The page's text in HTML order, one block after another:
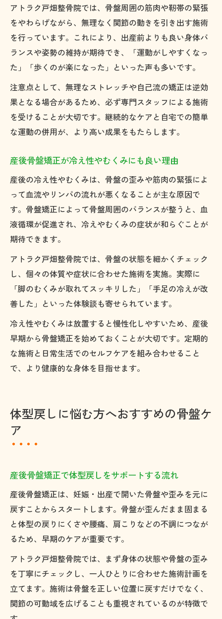
アトラク戸畑整骨院では、骨盤周囲の筋肉や靭帯の緊張
をやわらげながら、無理なく関節の動きを引き出す施術
を行っています。これにより、出産前よりも良い身体バ
ランスや姿勢の維持が期待でき、「運動がしやすくなっ
た」「歩くのが楽になった」といった声も多いです。
注意点として、無理なストレッチや自己流の矯正は逆効
果となる場合があるため、必ず専門スタッフによる施術
を受けることが大切です。継続的なケアと自宅での簡単
な運動の併用が、より高い成果をもたらします。
産後骨盤矯正が冷え性やむくみにも良い理由
産後の冷え性やむくみは、骨盤の歪みや筋肉の緊張によ
って血流やリンパの流れが悪くなることが主な原因で
す。骨盤矯正によって骨盤周囲のバランスが整うと、血
液循環が促進され、冷えやむくみの症状が和らぐことが
期待できます。
アトラク戸畑整骨院では、骨盤の状態を細かくチェック
し、個々の体質や症状に合わせた施術を実施。実際に
「脚のむくみが取れてスッキリした」「手足の冷えが改
善した」といった体験談も寄せられています。
冷え性やむくみは放置すると慢性化しやすいため、産後
早期から骨盤矯正を始めておくことが大切です。定期的
な施術と日常生活でのセルフケアを組み合わせること
で、より健康的な身体を目指せます。
体型戻しに悩む方へおすすめの骨盤ケ
ア
産後骨盤矯正で体型戻しをサポートする流れ
産後骨盤矯正は、妊娠・出産で開いた骨盤や歪みを元に
戻すことからスタートします。骨盤が歪んだまま固まる
と体型の戻りにくさや腰痛、肩こりなどの不調につなが
るため、早期のケアが重要です。
アトラク戸畑整骨院では、まず身体の状態や骨盤の歪み
を丁寧にチェックし、一人ひとりに合わせた施術計画を
立てます。施術は骨盤を正しい位置に戻すだけでなく、
関節の可動域を広げることも重視されているのが特徴で